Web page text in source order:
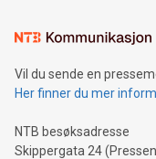
Vil du sende en
Her finner du mer
NTB besøksadresse
Skippergata 24